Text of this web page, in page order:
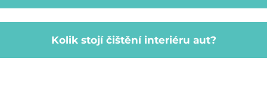
produkty pro každý konkrétní typ materiálu.
na váš interiér, neváhejte se obrátit na naši
informace.
údaje a vybrat si termín, který vám
rezervace.
Kolik stojí čištění interiéru aut?